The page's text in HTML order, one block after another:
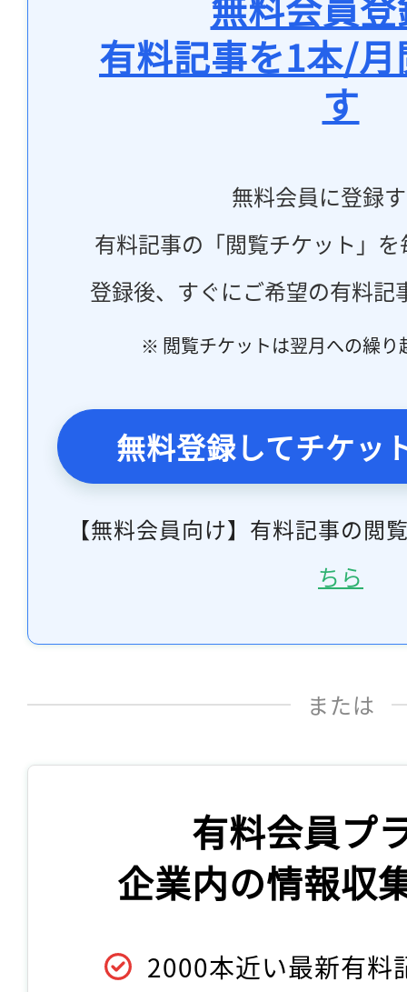
有料記事を1本/
す
無料会員に登録
有料記事の「閲覧チケット」
登録後、すぐにご希望の有料記
※ 閲覧チケットは翌月への繰り
無料登録してチケッ
【無料会員向け】有料記事の閲
ちら
または
有料会員プ
企業内の情報収
2000本近い最新有料